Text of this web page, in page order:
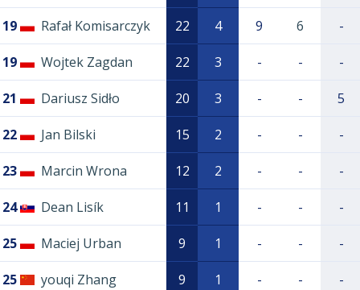
19 Rafał Komisarczyk 22 4 9 6 -
19 Wojtek Zagdan 22 3 - - -
21 Dariusz Sidło 20 3 - - 5
22 Jan Bilski 15 2 - - -
23 Marcin Wrona 12 2 - - -
24 Dean Lisík 11 1 - - -
25 Maciej Urban 9 1 - - -
25 youqi Zhang 9 1 - - -